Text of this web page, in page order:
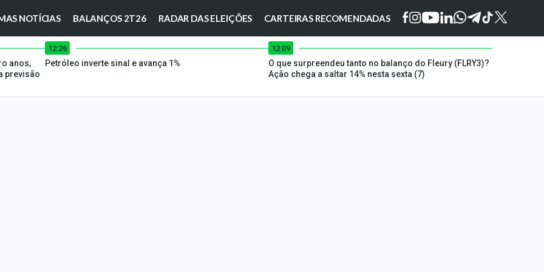
NOTÍCIAS BALANÇOS 2T26 RADAR DAS ELEIÇÕES CARTEIRAS RECOMENDADAS
anos,
previsão
12:26
Petróleo inverte sinal e avança 1%
12:09
O que surpreendeu tanto no balanço do Fleury (FLRY3)?
Ação chega a saltar 14% nesta sexta (7)